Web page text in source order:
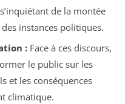
de la montée
instances politiques.
:Face à ces discours,
le public sur les
et les conséquences
climatique.